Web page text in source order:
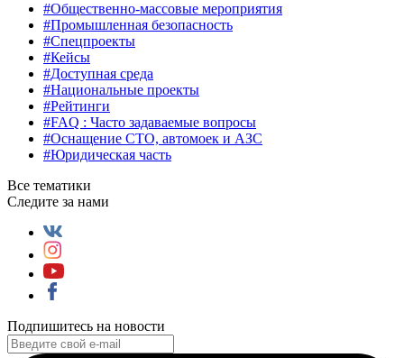
#Общественно‑массовые мероприятия
#Промышленная безопасность
#Спецпроекты
#Кейсы
#Доступная среда
#Национальные проекты
#Рейтинги
#FAQ : Часто задаваемые вопросы
#Оснащение СТО, автомоек и АЗС
#Юридическая часть
Все тематики
Следите за нами
Подпишитесь на новости